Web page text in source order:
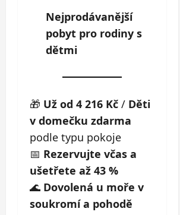
Nejprodávanější
pobyt pro rodiny s
dětmi
🎁 Už od 4 216 Kč / Děti
v domečku zdarma
podle typu pokoje
📅 Rezervujte včas a
ušetřete až 43 %
🌊 Dovolená u moře v
soukromí a pohodě